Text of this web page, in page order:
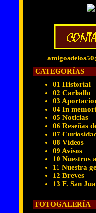
CATEGORÍAS
01 Historial
02 Carballo
03
04 In
05 Noticias
06 Reseñas
07
08 Vídeos
09 Avisos
10 Nuestros
11 Nuestra
12 Breves
13 F. San
FOTOGALERÍA